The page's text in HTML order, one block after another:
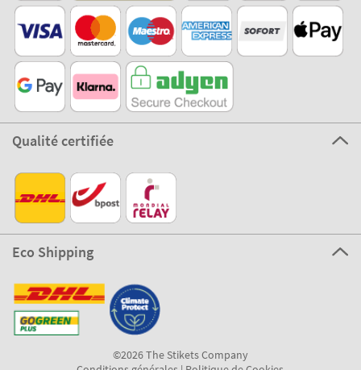
Qualité certifiée
Eco Shipping
©2026 The Stikets Company